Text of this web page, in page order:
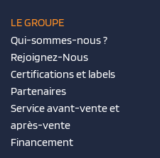
LE GROUPE
Qui-sommes-nous ?
Rejoignez-Nous
Certifications et labels
Partenaires
Service avant-vente et
après-vente
Financement